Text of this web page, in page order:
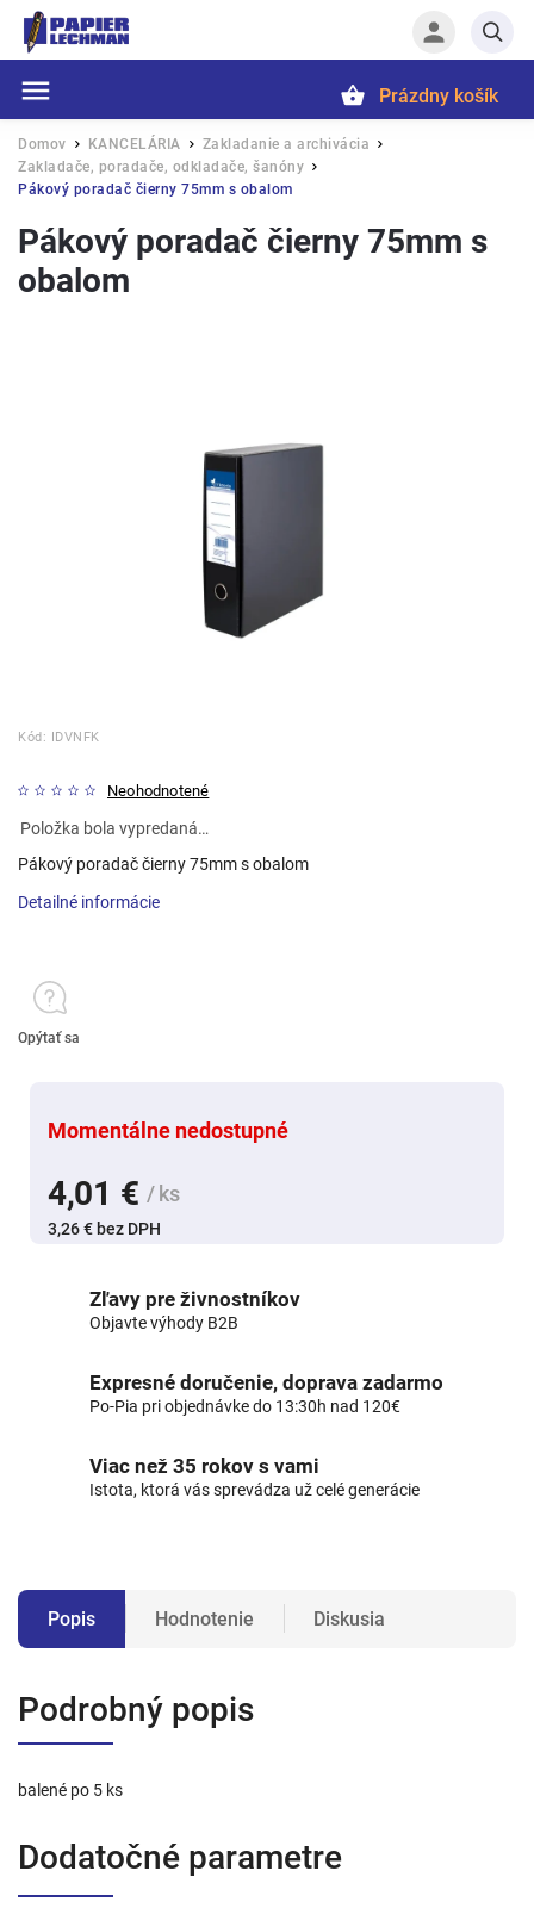
Hľadať
Prázdny košík
Domov / KANCELÁRIA / Zakladanie a archivácia /
Zakladače, poradače, odkladače, šanóny /
Pákový poradač čierny 75mm s obalom
Pákový poradač čierny 75mm s
obalom
Kód: IDVNFK
Neohodnotené
4,01 € / ks
3,26 € bez DPH
Momentálne nedostupné
Položka bola vypredaná…
Pákový poradač čierny 75mm s obalom
Detailné informácie
Opýtať sa
Zľavy pre živnostníkov
Objavte výhody B2B
Expresné doručenie, doprava zadarmo
Po-Pia pri objednávke do 13:30h nad 120€
Viac než 35 rokov s vami
Istota, ktorá vás sprevádza už celé generácie
Popis Hodnotenie Diskusia
Podrobný popis
balené po 5 ks
Dodatočné parametre